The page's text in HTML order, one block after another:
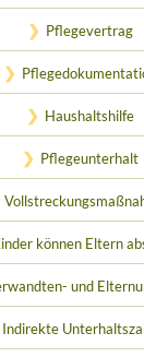
Pflegevertrag
Haushaltshilfe
Pflegeunterhalt
können Eltern
und
Indirekte